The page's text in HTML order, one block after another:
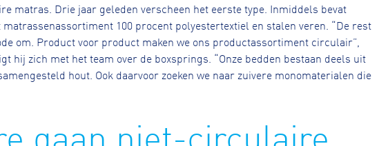
matras. Drie jaar geleden verscheen het eerste type. Inmiddels bevat
100 procent polyestertextiel en stalen veren. “De rest
om. Product voor product maken we ons productassortiment circulair”,
hij zich met het team over de boxsprings. “Onze bedden bestaan deels uit
hout. Ook daarvoor zoeken we naar zuivere monomaterialen die
gaan niet-circulaire